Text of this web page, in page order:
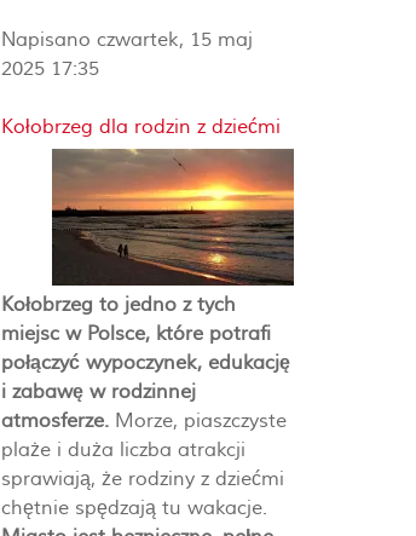
Napisano czwartek, 15 maj
2025 17:35
Kołobrzeg dla rodzin z dziećmi
Kołobrzeg to jedno z tych
miejsc w Polsce, które potrafi
połączyć wypoczynek, edukację
i zabawę w rodzinnej
atmosferze. Morze, piaszczyste
plaże i duża liczba atrakcji
sprawiają, że rodziny z dziećmi
chętnie spędzają tu wakacje.